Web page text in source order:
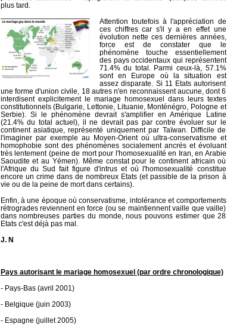
plus tard.
Attention toutefois à l'appréciation de
ces chiffres car s'il y a en effet une
évolution nette ces dernières années,
force est de constater que le
phénomène touche essentiellement
des pays occidentaux qui représentent
71.4% du total. Parmi ceux-là, 57.1%
sont en Europe où la situation est
assez disparate. Si 11 Etats autorisent
une forme d'union civile, 18 autres n'en reconnaissent aucune, dont 6
interdisent explicitement le mariage homosexuel dans leurs textes
constitutionnels (Bulgarie, Lettonie, Lituanie, Monténégro, Pologne et
Serbie). Si le phénomène devrait s'amplifier en Amérique Latine
(21.4% du total actuel), il ne devrait pas par contre évoluer sur le
continent asiatique, représenté uniquement par Taïwan. Difficile de
l'imaginer par exemple au Moyen-Orient où ultra-conservatisme et
homophobie sont des phénomènes socialement ancrés et évoluant
très lentement (peine de mort pour l'homosexualité en Iran, en Arabie
Saoudite et au Yémen). Même constat pour le continent africain où
l'Afrique du Sud fait figure d'intrus et où l'homosexualité constitue
encore un crime dans de nombreux Etats (et passible de la prison à
vie ou de la peine de mort dans certains).
Enfin, à une époque où conservatisme, intolérance et comportements
rétrogrades reviennent en force (ou se maintiennent vaille que vaille)
dans nombreuses parties du monde, nous pouvons estimer que 28
Etats c'est déjà pas mal.
J. N
Pays autorisant le mariage homosexuel (par ordre chronologique)
- Pays-Bas (avril 2001)
- Belgique (juin 2003)
- Espagne (juillet 2005)